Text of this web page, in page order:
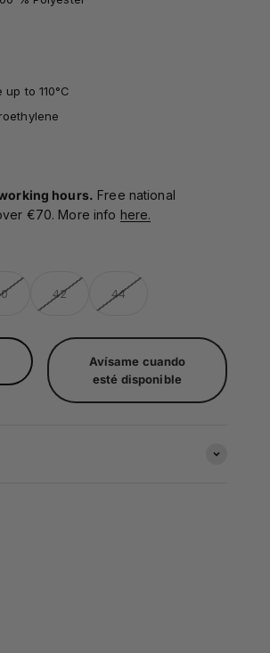
to 110°C
hours. Free national
€70. More info here.
42 44
Avísame cuando
esté disponible